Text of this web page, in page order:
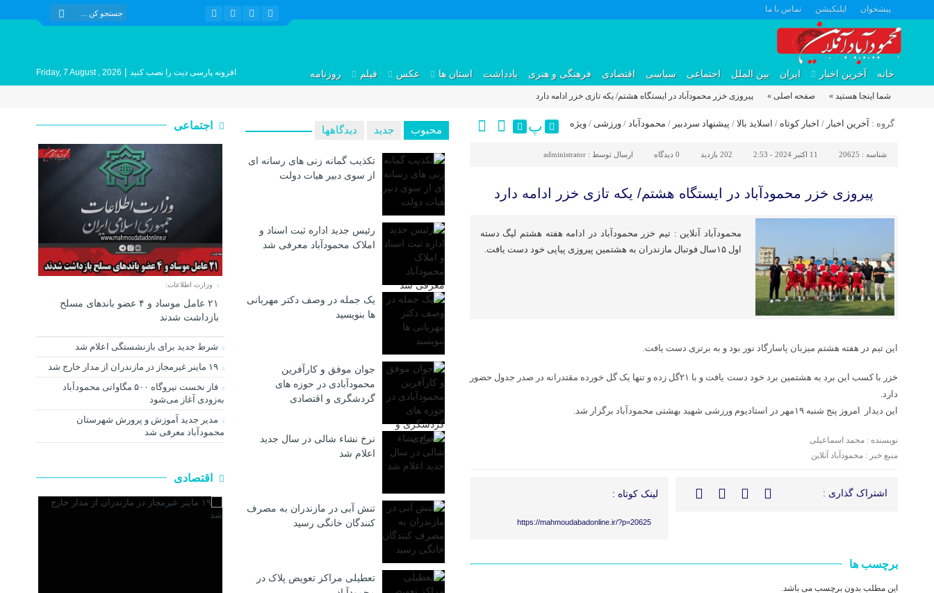
پیشخوان اپلیکیشن تماس با ما
خانه آخرین اخبار ایران بین الملل اجتماعی سیاسی اقتصادی فرهنگی و هنری یادداشت استان ها عکس فیلم روزنامه افزونه پارسی دیت را نصب کنید |
Friday, 7 August , 2026
شما اینجا هستید » صفحه اصلی » پیروزی خزر محمودآباد در ایستگاه هشتم/ یکه تازی خزر ادامه دارد
گروه : آخرین اخبار / اخبار کوتاه / اسلاید بالا / پیشنهاد سردبیر / محمودآباد / ورزشی / ویژه پ
شناسه : 20625 11 اکتبر 2024 - 2:53 202 بازدید 0 دیدگاه ارسال توسط : administrator
پیروزی خزر محمودآباد در ایستگاه هشتم/ یکه تازی خزر ادامه دارد
محمودآباد آنلاین : تیم خزر محمودآباد در ادامه هفته هشتم لیگ دسته
اول ۱۵سال فوتبال مازندران به هشتمین پیروزی پیاپی خود دست یافت.
این تیم در هفته هشتم میزبان پاسارگاد نور بود و به برتری دست یافت.
خزر با کسب این برد به هشتمین برد خود دست یافت و با ۲۱گل زده و تنها یک گل خورده مقتدرانه در صدر جدول حضور
دارد.
این دیدار امروز پنج شنبه ۱۹مهر در استادیوم ورزشی شهید بهشتی محمودآباد برگزار شد.
نویسنده : محمد اسماعیلی
منبع خبر : محمودآباد آنلاین
اشتراک گذاری : لینک کوتاه :
https://mahmoudabadonline.ir/?p=20625
برچسب ها
این مطلب بدون برچسب می باشد.
محبوب جدید دیدگاهها
تکذیب گمانه زنی های رسانه ای
از سوی دبیر هیات دولت
رئیس جدید اداره ثبت اسناد و
املاک محمودآباد معرفی شد
یک جمله در وصف دکتر مهربانی
ها بنویسید
جوان موفق و کارآفرین
محمودآبادی در حوزه های
گردشگری و اقتصادی
نرخ نشاء شالی در سال جدید
اعلام شد
تنش آبی در مازندران به مصرف
كنندگان خانگی رسيد
تعطیلی مراکز تعویض پلاک در
اجتماعی
وزارت اطلاعات:
۲۱ عامل موساد و ۴ عضو باند‌های مسلح
بازداشت شدند
شرط جدید برای بازنشستگی اعلام شد
۱۹ ماینر غیرمجاز در مازندران از مدار خارج شد
فاز نخست نیروگاه ۵۰۰ مگاواتی محمودآباد
به‌زودی آغاز می‌شود
مدیر جدید آموزش و پرورش شهرستان
محمودآباد معرفی شد
اقتصادی